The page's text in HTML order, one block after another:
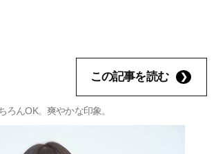
この記事を読む
ろんOK。爽やかな印象。